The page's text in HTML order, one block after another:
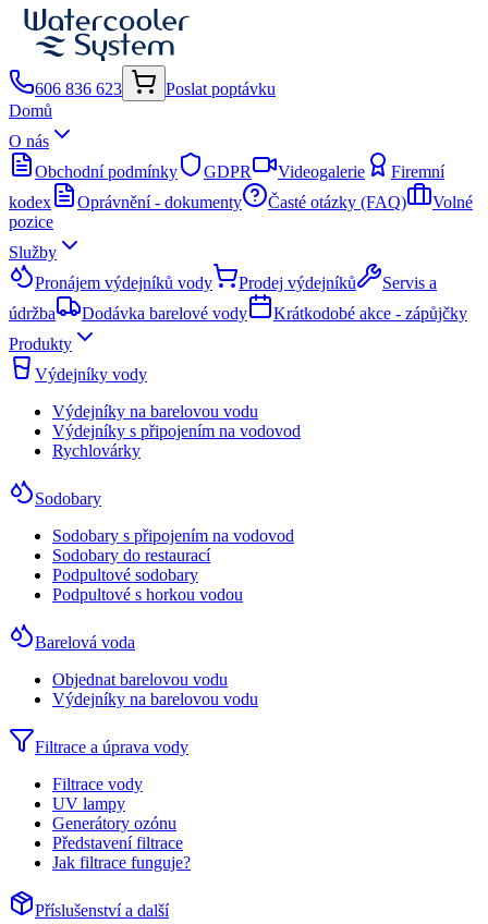
606 836 623
Poslat poptávku
Domů
O nás
Obchodní podmínky
GDPR Videogalerie
Firemní
kodex
Oprávnění - dokumenty Časté otázky (FAQ)
Volné
pozice
Služby
Pronájem výdejníků vody
Prodej výdejníků
Servis a
údržba
Dodávka barelové vody
Krátkodobé akce - zápůjčky
Produkty
Výdejníky vody
Výdejníky na barelovou vodu
Výdejníky s připojením na vodovod
Rychlovárky
Sodobary
Sodobary s připojením na vodovod
Sodobary do restaurací
Podpultové sodobary
Podpultové s horkou vodou
Barelová voda
Objednat barelovou vodu
Výdejníky na barelovou vodu
Filtrace a úprava vody
Filtrace vody
UV lampy
Generátory ozónu
Představení filtrace
Jak filtrace funguje?
Příslušenství a další